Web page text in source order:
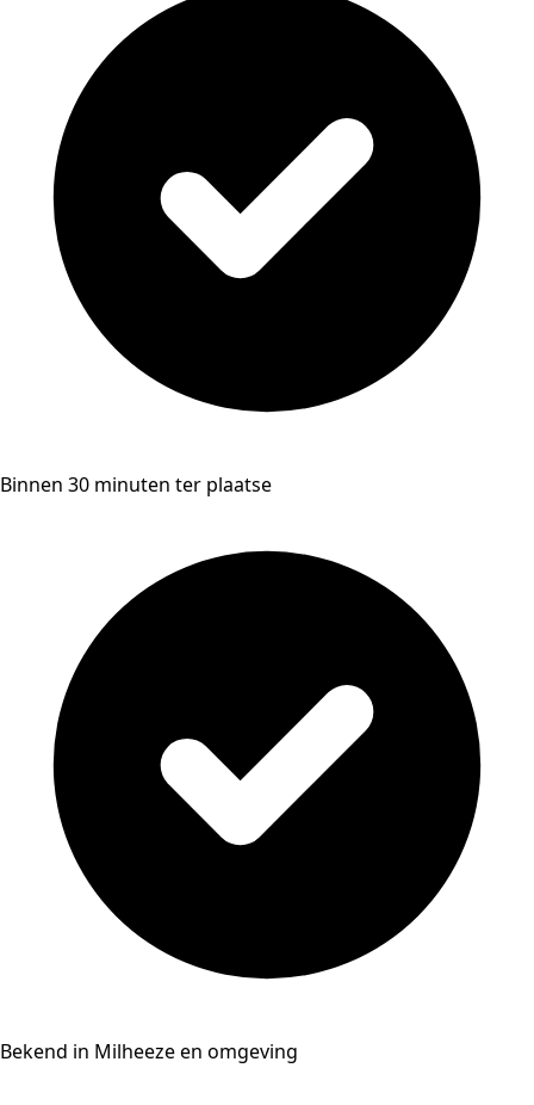
Binnen 30 minuten ter plaatse
Bekend in Milheeze en omgeving